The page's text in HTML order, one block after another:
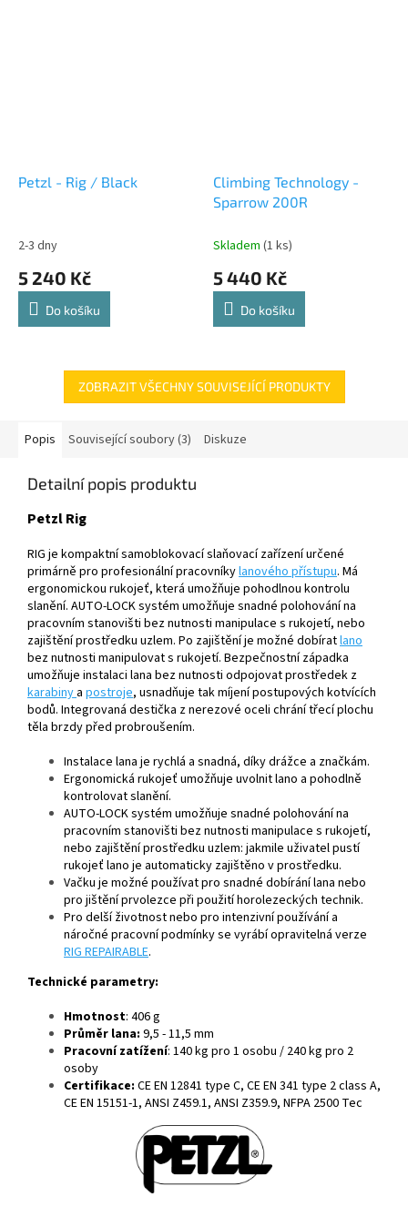
Petzl - Rig / Black
2-3 dny
5 240 Kč
Do košíku
Climbing Technology -
Sparrow 200R
Skladem (1 ks)
5 440 Kč
Do košíku
ZOBRAZIT VŠECHNY SOUVISEJÍCÍ PRODUKTY
Popis Související soubory (3) Diskuze
Detailní popis produktu
Petzl Rig
RIG je kompaktní samoblokovací slaňovací zařízení určené
primárně pro profesionální pracovníkylanového přístupu. Má
ergonomickou rukojeť, která umožňuje pohodlnou kontrolu
slanění. AUTO-LOCK systém umožňuje snadné polohování na
pracovním stanovišti bez nutnosti manipulace s rukojetí, nebo
zajištění prostředku uzlem. Po zajištění je možné dobíratlano
bez nutnosti manipulovat s rukojetí. Bezpečnostní západka
umožňuje instalaci lana bez nutnosti odpojovat prostředek z
karabiny a postroje, usnadňuje tak míjení postupových kotvících
bodů. Integrovaná destička z nerezové oceli chrání třecí plochu
těla brzdy před probroušením.
Instalace lana je rychlá a snadná, díky drážce a značkám.
Ergonomická rukojeť umožňuje uvolnit lano a pohodlně
kontrolovat slanění.
AUTO-LOCK systém umožňuje snadné polohování na
pracovním stanovišti bez nutnosti manipulace s rukojetí,
nebo zajištění prostředku uzlem: jakmile uživatel pustí
rukojeť lano je automaticky zajištěno v prostředku.
Vačku je možné používat pro snadné dobírání lana nebo
pro jištění prvolezce při použití horolezeckých technik.
Pro delší životnost nebo pro intenzivní používání a
náročné pracovní podmínky se vyrábí opravitelná verze
RIG REPAIRABLE.
Technické parametry:
Hmotnost: 406 g
Průměr lana: 9,5 - 11,5 mm
Pracovní zatížení: 140 kg pro 1 osobu / 240 kg pro 2
osoby
Certifikace: CE EN 12841 type C, CE EN 341 type 2 class A,
CE EN 15151-1, ANSI Z459.1, ANSI Z359.9, NFPA 2500 Tec